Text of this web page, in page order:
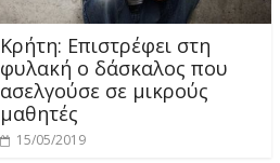
Κρήτη: Επιστρέφει στη
φυλακή ο δάσκαλος που
ασελγούσε σε μικρούς
μαθητές
15/05/2019